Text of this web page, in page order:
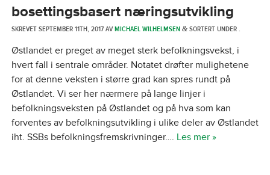
bosettingsbasert næringsutvikling
SKREVETSEPTEMBER 11TH, 2017AVMICHAEL WILHELMSEN &SORTERT UNDER .
Østlandet er preget av meget sterk befolkningsvekst, i
hvert fall i sentrale områder. Notatet drøfter mulighetene
for at denne veksten i større grad kan spres rundt på
Østlandet. Vi ser her nærmere på lange linjer i
befolkningsveksten på Østlandet og på hva som kan
forventes av befolkningsutvikling i ulike deler av Østlandet
iht. SSBs befolkningsfremskrivninger…. Les mer »